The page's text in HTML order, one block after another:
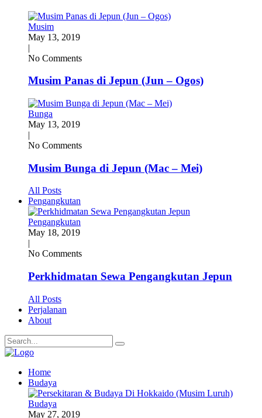
Musim
May 13, 2019
|
No Comments
Musim Panas di Jepun (Jun – Ogos)
Bunga
May 13, 2019
|
No Comments
Musim Bunga di Jepun (Mac – Mei)
All Posts
Pengangkutan
Pengangkutan
May 18, 2019
|
No Comments
Perkhidmatan Sewa Pengangkutan Jepun
All Posts
Perjalanan
About
Home
Budaya
Budaya
May 27, 2019